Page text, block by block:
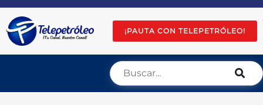
¡PAUTA CON TELEPETRÓLEO!